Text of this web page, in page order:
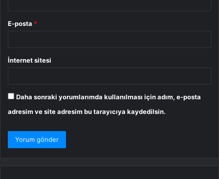
E-posta *
İnternet sitesi
Daha sonraki yorumlarımda kullanılması için adım, e-posta
adresim ve site adresim bu tarayıcıya kaydedilsin.